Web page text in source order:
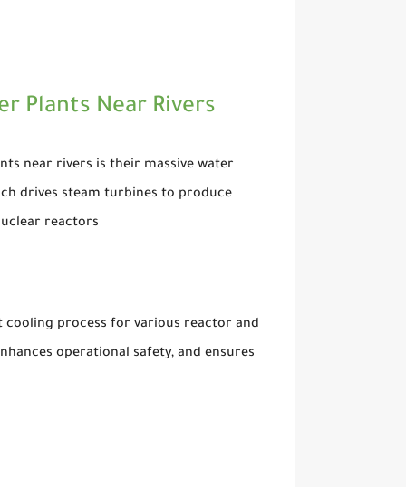
Plants Near Rivers :
near rivers is their massive water
drives steam turbines to produce
reactors.
cooling process for various reactor and
operational safety, and ensures